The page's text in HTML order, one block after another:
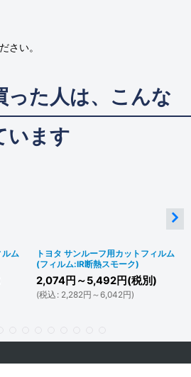
さい。
った人は、こんな
います
ム
トヨタ サンルーフ用カットフィルム
(フィルム:IR断熱スモーク)
2,074円 ～5,492円(税別)
(税込 : 2,282円 ～6,042円)